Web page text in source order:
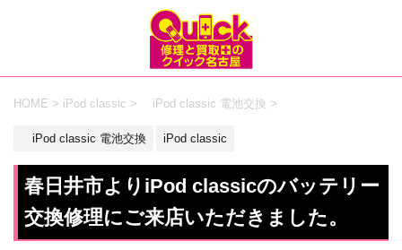
HOME > iPod classic > iPod classic 電池交換 >
iPod classic 電池交換 iPod classic
春日井市よりiPod classicのバッテリー
交換修理にご来店いただきました。